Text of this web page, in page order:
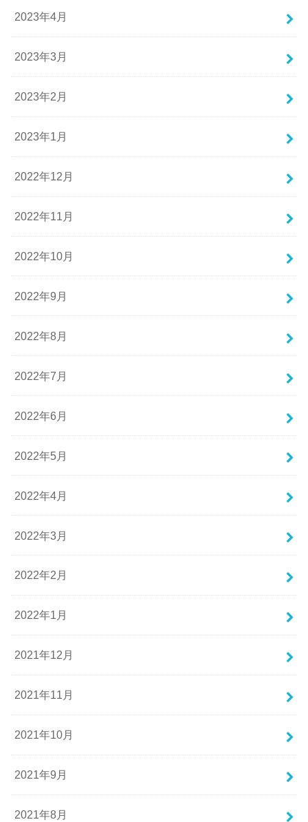
2023年4月
2023年3月
2023年2月
2023年1月
2022年12月
2022年11月
2022年10月
2022年9月
2022年8月
2022年7月
2022年6月
2022年5月
2022年4月
2022年3月
2022年2月
2022年1月
2021年12月
2021年11月
2021年10月
2021年9月
2021年8月